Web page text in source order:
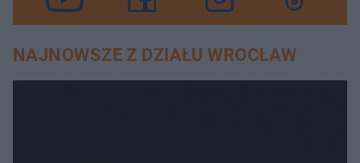
NAJNOWSZE Z DZIAŁU WROCŁAW